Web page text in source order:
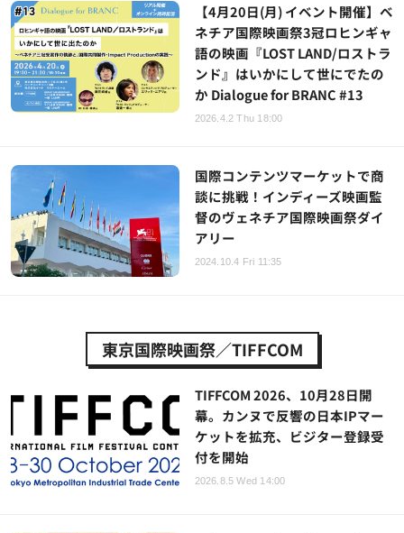
【4月20日(月) イベント開催】ベ
ネチア国際映画祭3冠ロヒンギャ
語の映画『LOST LAND/ロストラ
ンド』はいかにして世にでたの
か Dialogue for BRANC #13
2026.4.2 Thu 18:00
国際コンテンツマーケットで商
談に挑戦！インディーズ映画監
督のヴェネチア国際映画祭ダイ
アリー
2024.10.4 Fri 11:35
東京国際映画祭／TIFFCOM
TIFFCOM 2026、10月28日開
幕。カンヌで反響の日本IPマー
ケットを拡充、ビジター登録受
付を開始
2026.8.5 Wed 14:00